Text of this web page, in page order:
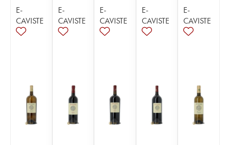
E-
CAVISTE
E-
CAVISTE
E-
CAVISTE
E-
CAVISTE
E-
CAVISTE